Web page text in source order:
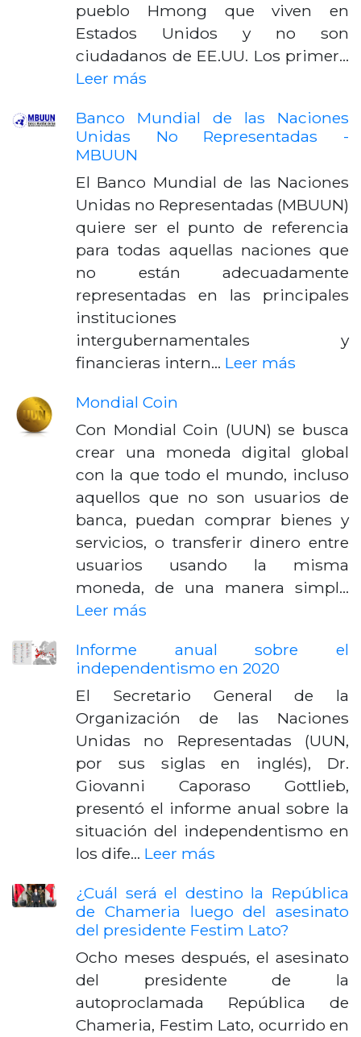
pueblo Hmong que viven en
Estados Unidos y no son
ciudadanos de EE.UU. Los primer…
Leer más
Banco Mundial de las Naciones
Unidas No Representadas -
MBUUN
El Banco Mundial de las Naciones
Unidas no Representadas (MBUUN)
quiere ser el punto de referencia
para todas aquellas naciones que
no están adecuadamente
representadas en las principales
instituciones
intergubernamentales y
financieras intern… Leer más
Mondial Coin
Con Mondial Coin (UUN) se busca
crear una moneda digital global
con la que todo el mundo, incluso
aquellos que no son usuarios de
banca, puedan comprar bienes y
servicios, o transferir dinero entre
usuarios usando la misma
moneda, de una manera simpl…
Leer más
Informe anual sobre el
independentismo en 2020
El Secretario General de la
Organización de las Naciones
Unidas no Representadas (UUN,
por sus siglas en inglés), Dr.
Giovanni Caporaso Gottlieb,
presentó el informe anual sobre la
situación del independentismo en
los dife… Leer más
¿Cuál será el destino la República
de Chameria luego del asesinato
del presidente Festim Lato?
Ocho meses después, el asesinato
del presidente de la
autoproclamada República de
Chameria, Festim Lato, ocurrido en